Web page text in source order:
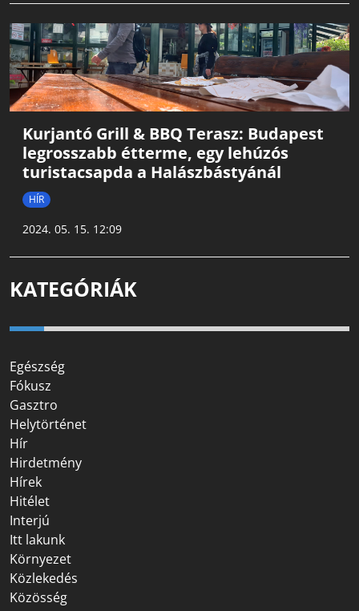
Kurjantó Grill & BBQ Terasz: Budapest
legrosszabb étterme, egy lehúzós
turistacsapda a Halászbástyánál
HÍR
2024. 05. 15. 12:09
KATEGÓRIÁK
Egészség
Fókusz
Gasztro
Helytörténet
Hír
Hirdetmény
Hírek
Hitélet
Interjú
Itt lakunk
Környezet
Közlekedés
Közösség